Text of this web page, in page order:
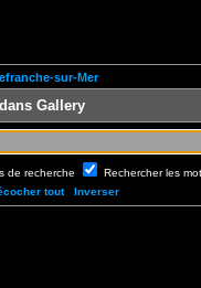
sur-Mer
Gallery
de recherche
Rechercher les
tout Inverser